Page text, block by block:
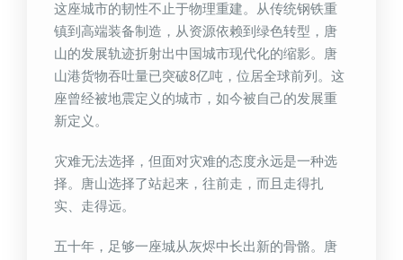
这座城市的韧性不止于物理重建。从传统钢铁重
镇到高端装备制造，从资源依赖到绿色转型，唐
山的发展轨迹折射出中国城市现代化的缩影。唐
山港货物吞吐量已突破8亿吨，位居全球前列。这
座曾经被地震定义的城市，如今被自己的发展重
新定义。
灾难无法选择，但面对灾难的态度永远是一种选
择。唐山选择了站起来，往前走，而且走得扎
实、走得远。
五十年，足够一座城从灰烬中长出新的骨骼。唐